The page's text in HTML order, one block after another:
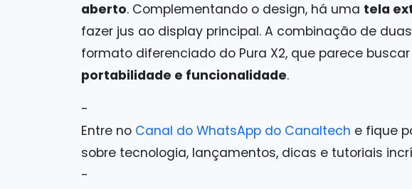
aberto. Complementando o design, há uma tela
fazer jus ao display principal. A combinação de
formato diferenciado do Pura X2, que parece
portabilidade e funcionalidade.
-
Entre no Canal do WhatsApp do Canaltech e fique
sobre tecnologia, lançamentos, dicas e tutoriais
-